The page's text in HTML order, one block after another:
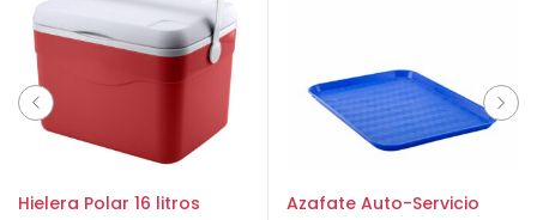
Hielera Polar 16 litros Azafate Auto-Servicio